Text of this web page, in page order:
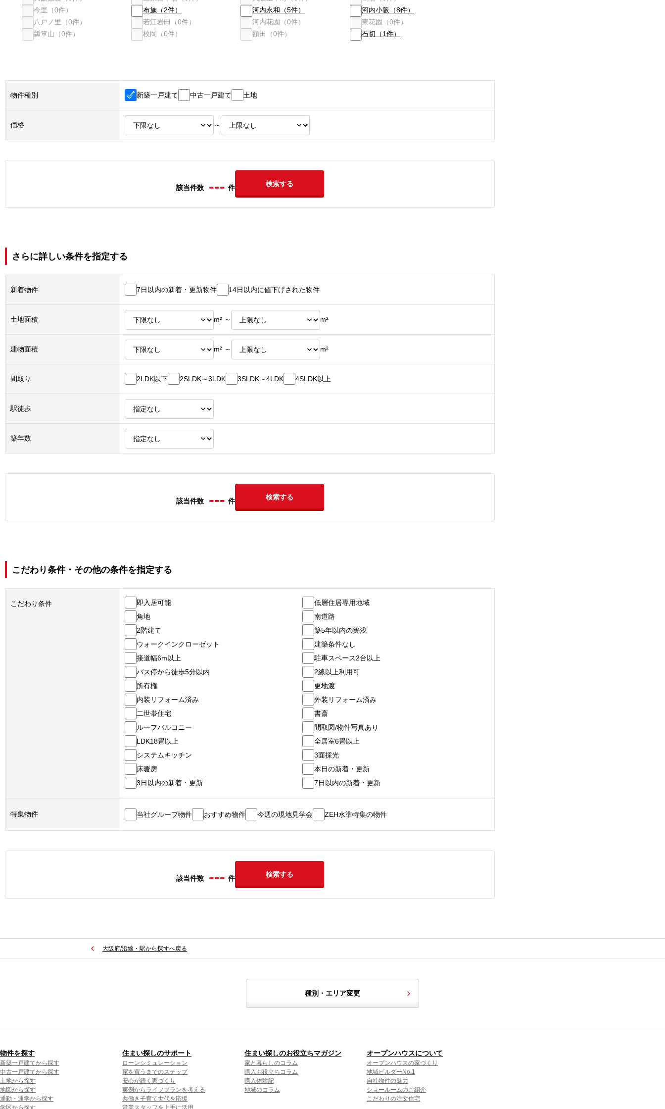
今里
（0件） 布施 （2件） 河内永和 （5件） 河内小阪 （8件）
八戸ノ里
（0件） 若江岩田 （0件） 河内花園 （0件） 東花園 （0件）
瓢箪山 （0件） 枚岡 （0件） 額田 （0件） 石切 （1件）
物件種別 新築一戸建て 中古一戸建て 土地
価格 ～
該当件数 --- 件 検索する
さらに詳しい条件を指定する
新着物件 7日以内の新着・更新物件 14日以内に値下げされた物件
土地面積 m² ～ m²
建物面積 m² ～ m²
間取り 2LDK以下 2SLDK～3LDK 3SLDK～4LDK 4SLDK以上
駅徒歩
築年数
該当件数 --- 件 検索する
こだわり条件・その他の条件を指定する
こだわり条件 即入居可能
低層住居専用地域
角地
南道路
2階建て
築5年以内の築浅
ウォークインクローゼット
建築条件なし
接道幅6m以上
駐車スペース2台以上
バス停から徒歩5分以内
2線以上利用可
所有権
更地渡
内装リフォーム済み
外装リフォーム済み
二世帯住宅
書斎
ルーフバルコニー
間取図/物件写真あり
LDK18畳以上
全居室6畳以上
システムキッチン
3面採光
床暖房
本日の新着・更新
3日以内の新着・更新
7日以内の新着・更新
特集物件 当社グループ物件 おすすめ物件 今週の現地見学会 ZEH水準特集の物件
該当件数 --- 件 検索する
大阪府/沿線・駅から探すへ戻る
種別・エリア変更
物件を探す
新築一戸建てから探す
中古一戸建てから探す
土地から探す
地図から探す
通勤・通学から探す
学区から探す
住まい探しのサポート
ローンシミュレーション
家を買うまでのステップ
安心が続く家づくり
実例からライフプランを考える
共働き子育て世代を応援
営業スタッフを上手に活用
住まい探しのお役立ちマガジン
家と暮らしのコラム
購入お役立ちコラム
購入体験記
地域のコラム
オープンハウスについて
オープンハウスの家づくり
地域ビルダーNo.1
自社物件の魅力
ショールームのご紹介
こだわりの注文住宅